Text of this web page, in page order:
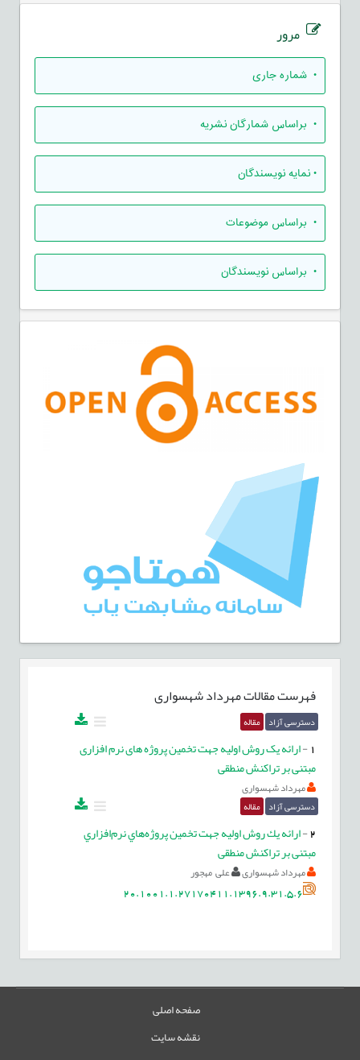
مرور
• شماره جاری
• براساس شمارگان نشریه
•نمایه نویسندگان
• براساس موضوعات
• براساس نویسندگان
فهرست مقالاتمهرداد شهسواری
دسترسی آزاد مقاله
-ارائه یک روش اولیه جهت تخمین پروژه های نرم افزاری
مبتنی بر تراکنش منطقی
مهرداد شهسواری
دسترسی آزاد مقاله
2
-ارائه يك روش اوليه جهت تخمين پروژه‌هاي نرم‌افزاري
مبتنی بر تراکنش منطقی
مهرداد شهسواری علی مهجور
20.1001.1.27170411.1396.9.31.5.6
صفحه اصلی
نقشه سایت